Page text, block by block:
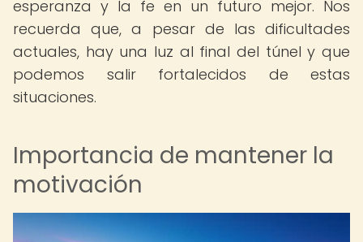
esperanza y la fe en un futuro mejor. Nos
recuerda que, a pesar de las dificultades
actuales, hay una luz al final del túnel y que
podemos salir fortalecidos de estas
situaciones.
Importancia de mantener la
motivación